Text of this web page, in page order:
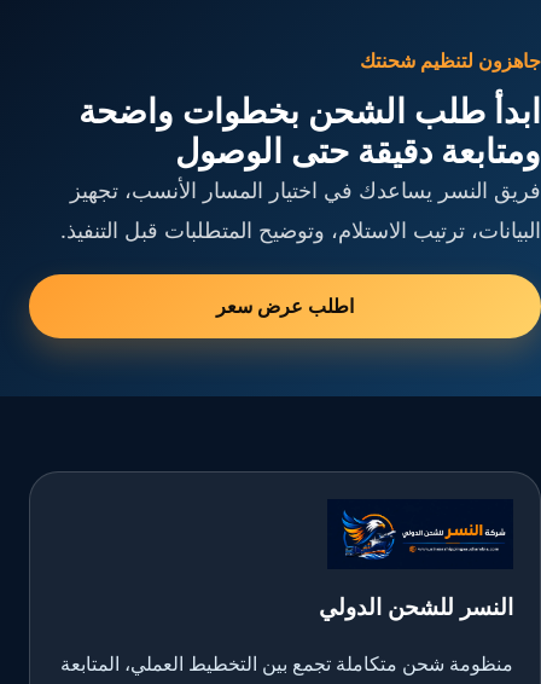
جاهزون لتنظيم شحنتك
ابدأ طلب الشحن بخطوات واضحة
ومتابعة دقيقة حتى الوصول
فريق النسر يساعدك في اختيار المسار الأنسب، تجهيز
البيانات، ترتيب الاستلام، وتوضيح المتطلبات قبل التنفيذ.
اطلب عرض سعر
النسر للشحن الدولي
منظومة شحن متكاملة تجمع بين التخطيط العملي، المتابعة